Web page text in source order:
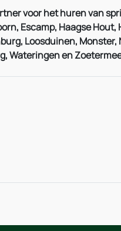
voor het huren van
Escamp, Haagse
Loosduinen, Monster,
Wateringen en